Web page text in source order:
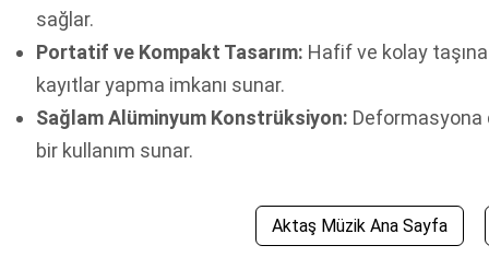
sağlar.
Portatif ve Kompakt Tasarım: Hafif ve kolay
kayıtlar yapma imkanı sunar.
Sağlam Alüminyum Konstrüksiyon: Deformasyona
bir kullanım sunar.
Aktaş Müzik Ana Sayfa